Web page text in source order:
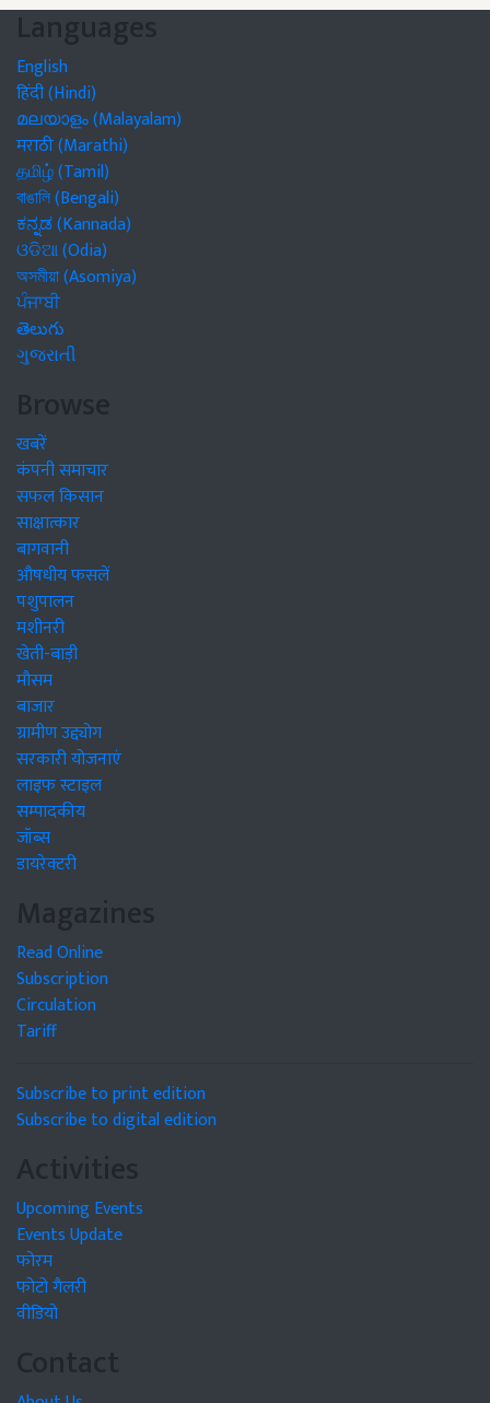
Languages
English
हिंदी (Hindi)
മലയാളം (Malayalam)
मराठी (Marathi)
தமிழ் (Tamil)
বাঙালি (Bengali)
ಕನ್ನಡ (Kannada)
ଓଡିଆ (Odia)
অসমীয়া (Asomiya)
ਪੰਜਾਬੀ
తెలుగు
ગુજરાતી
Browse
खबरें
कंपनी समाचार
सफल किसान
साक्षात्कार
बागवानी
औषधीय फसलें
पशुपालन
मशीनरी
खेती-बाड़ी
मौसम
बाजार
ग्रामीण उद्द्योग
सरकारी योजनाएं
लाइफ स्टाइल
सम्पादकीय
जॉब्स
डायरेक्टरी
Magazines
Read Online
Subscription
Circulation
Tariff
Subscribe to print edition
Subscribe to digital edition
Activities
Upcoming Events
Events Update
फोरम
फोटो गैलरी
वीडियो
Contact